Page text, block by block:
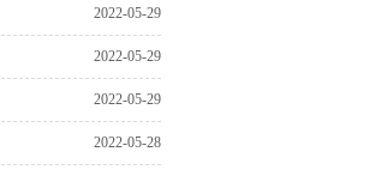
2022-05-29
2022-05-29
2022-05-29
2022-05-28